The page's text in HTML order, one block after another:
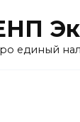
единый